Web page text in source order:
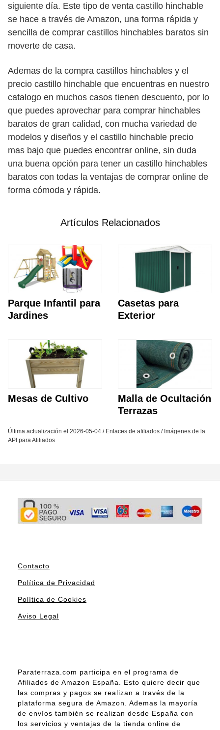
siguiente día. Este tipo de venta castillo hinchable
se hace a través de Amazon, una forma rápida y
sencilla de comprar castillos hinchables baratos sin
moverte de casa.
Ademas de la compra castillos hinchables y el
precio castillo hinchable que encuentras en nuestro
catalogo en muchos casos tienen descuento, por lo
que puedes aprovechar para comprar hinchables
baratos de gran calidad, con mucha variedad de
modelos y diseños y el castillo hinchable precio
mas bajo que puedes encontrar online, sin duda
una buena opción para tener un castillo hinchables
baratos con todas la ventajas de comprar online de
forma cómoda y rápida.
Artículos Relacionados
Parque Infantil para
Jardines
Casetas para
Exterior
Mesas de Cultivo
Malla de Ocultación
Terrazas
Última actualización el 2026-05-04 / Enlaces de afiliados / Imágenes de la
API para Afiliados
Contacto
Política de Privacidad
Política de Cookies
Aviso Legal
Paraterraza.com participa en el programa de
Afiliados de Amazon España. Esto quiere decir que
las compras y pagos se realizan a través de la
plataforma segura de Amazon. Ademas la mayoría
de envíos también se realizan desde España con
los servicios y ventajas de la tienda online de